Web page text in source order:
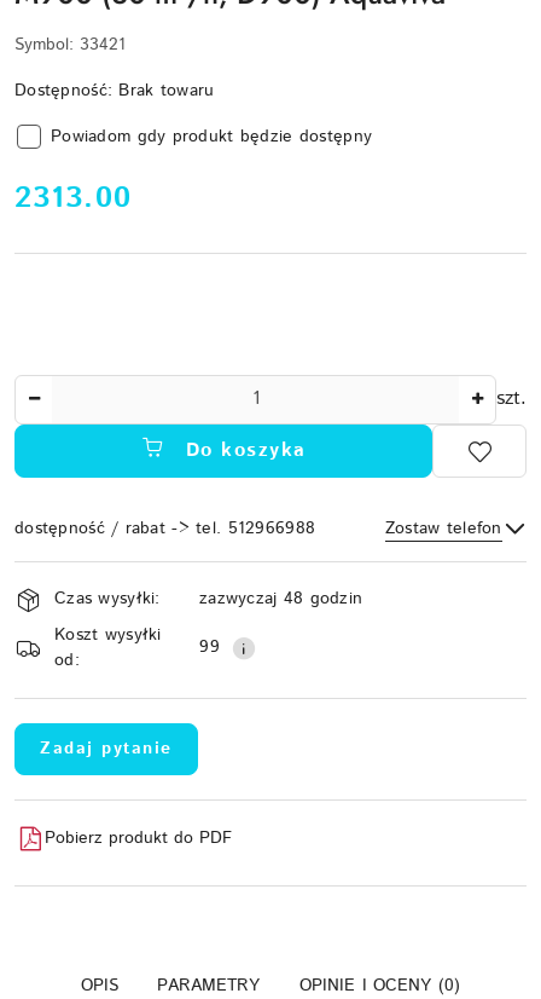
Symbol: 33421
Dostępność: Brak towaru
Powiadom gdy produkt będzie dostępny
cena:
2313.00
szt.
Do koszyka
dostępność / rabat -> tel. 512966988 Zostaw telefon
Wyślij
Dostępność
i
dostawa
Czas wysyłki:
zazwyczaj 48 godzin
Koszt wysyłki
od:
99
Zadaj pytanie
Pobierz produkt do PDF
OPIS PARAMETRY OPINIE I OCENY (0)